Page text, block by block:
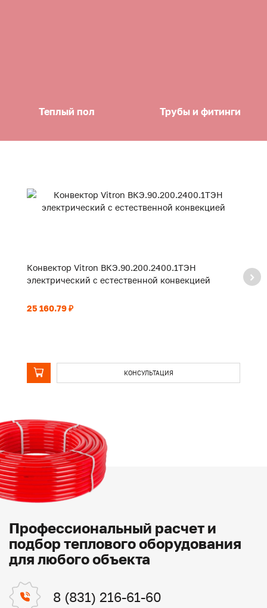
Теплый пол Трубы и фитинги
Конвектор Vitron ВКЭ.90.200.2400.1ТЭН
электрический с естественной конвекцией
25 160.79 ₽
КОНСУЛЬТАЦИЯ
Профессиональный расчет и
подбор теплового оборудования
для любого объекта
8 (831) 216-61-60